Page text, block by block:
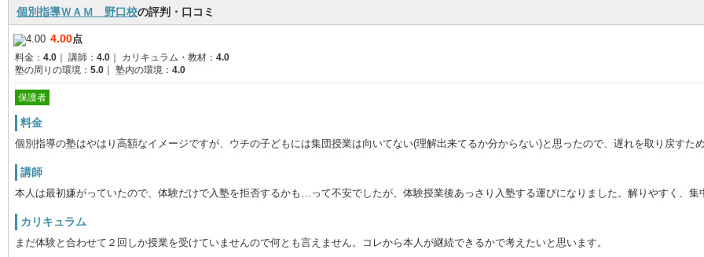
個別指導ＷＡＭ 野口校の評判・口コミ
4.00点
料金： 4.0 講師： 4.0 カリキュラム・教材： 4.0
塾の周りの環境： 5.0 塾内の環境： 4.0
保護者
料金
個別指導の塾はやはり高額なイメージですが、ウチの子どもには集団授業は向いてない(理解出来てるか分からない)と思ったので、遅れを取り戻すた
講師
本人は最初嫌がっていたので、体験だけで入塾を拒否するかも…って不安でしたが、体験授業後あっさり入塾する運びになりました。解りやすく、
カリキュラム
まだ体験と合わせて２回しか授業を受けていませんので何とも言えません。コレから本人が継続できるかで考えたいと思います。